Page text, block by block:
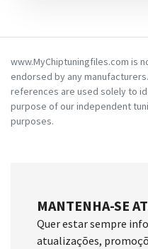
www.MyChiptuningfiles.com is
endorsed by any
references are used solely to
purpose of our independent
purposes.
MANTENHA-SE
Quer estar sempre
atualizações,